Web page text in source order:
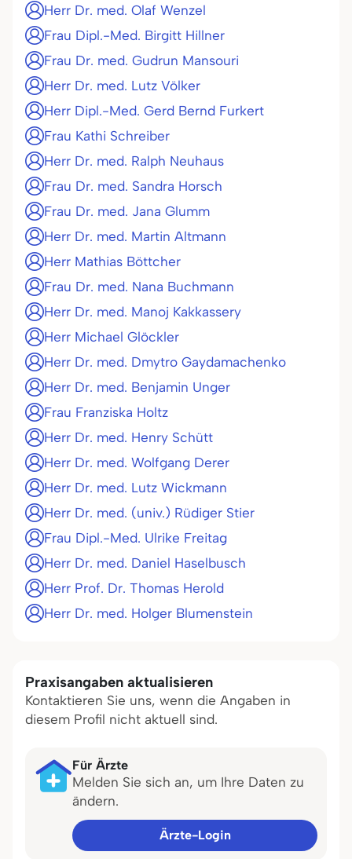
Herr Dr. med. Olaf Wenzel
Frau Dipl.-Med. Birgitt Hillner
Frau Dr. med. Gudrun Mansouri
Herr Dr. med. Lutz Völker
Herr Dipl.-Med. Gerd Bernd Furkert
Frau Kathi Schreiber
Herr Dr. med. Ralph Neuhaus
Frau Dr. med. Sandra Horsch
Frau Dr. med. Jana Glumm
Herr Dr. med. Martin Altmann
Herr Mathias Böttcher
Frau Dr. med. Nana Buchmann
Herr Dr. med. Manoj Kakkassery
Herr Michael Glöckler
Herr Dr. med. Dmytro Gaydamachenko
Herr Dr. med. Benjamin Unger
Frau Franziska Holtz
Herr Dr. med. Henry Schütt
Herr Dr. med. Wolfgang Derer
Herr Dr. med. Lutz Wickmann
Herr Dr. med. (univ.) Rüdiger Stier
Frau Dipl.-Med. Ulrike Freitag
Herr Dr. med. Daniel Haselbusch
Herr Prof. Dr. Thomas Herold
Herr Dr. med. Holger Blumenstein
Praxisangaben aktualisieren
Kontaktieren Sie uns, wenn die Angaben in
diesem Profil nicht aktuell sind.
Für Ärzte
Melden Sie sich an, um Ihre Daten zu
ändern.
Ärzte-Login